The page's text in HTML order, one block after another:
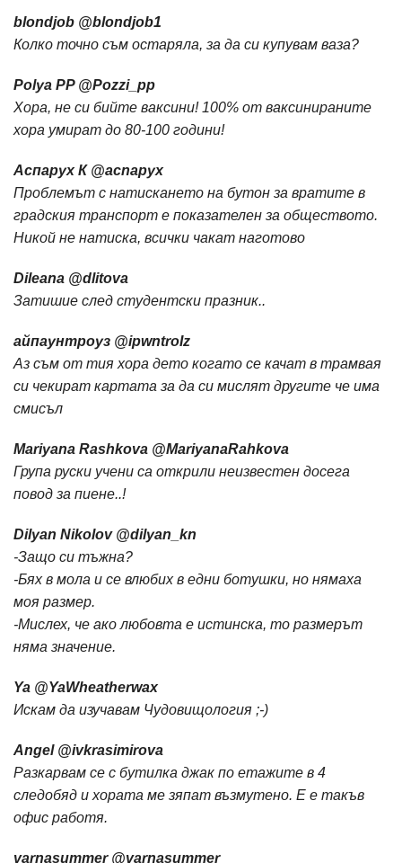
blondjob ‏@blondjob1
Колко точно съм остаряла, за да си купувам ваза?
Polya PP ‏@Pozzi_pp
Хора, не си бийте ваксини! 100% от ваксинираните
хора умират до 80-100 години!
Аспарух К ‏@acnapyx
Проблемът с натискането на бутон за вратите в
градския транспорт е показателен за обществото.
Никой не натиска, всички чакат наготово
Dileana ‏@dlitova
Затишие след студентски празник..
айпаунтроуз ‏@ipwntroIz
Аз съм от тия хора дето когато се качат в трамвая
си чекират картата за да си мислят другите че има
смисъл
Mariyana Rashkova ‏@MariyanaRahkova
Група руски учени са открили неизвестен досега
повод за пиене..!
Dilyan Nikolov ‏@dilyan_kn
-Защо си тъжна?
-Бях в мола и се влюбих в едни ботушки, но нямаха
моя размер.
-Мислех, че ако любовта е истинска, то размерът
няма значение.
Ya ‏@YaWheatherwax
Искам да изучавам Чудовищология ;-)
Angel ‏@ivkrasimirova
Разкарвам се с бутилка джак по етажите в 4
следобяд и хората ме зяпат възмутено. Е е такъв
офис работя.
varnasummer ‏@varnasummer